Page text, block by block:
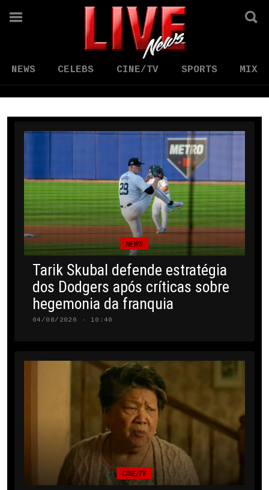
NEWS CELEBS CINE/TV SPORTS MIX
NEWS
Tarik Skubal defende estratégia
dos Dodgers após críticas sobre
hegemonia da franquia
04/08/2026 · 10:40
CINE/TV